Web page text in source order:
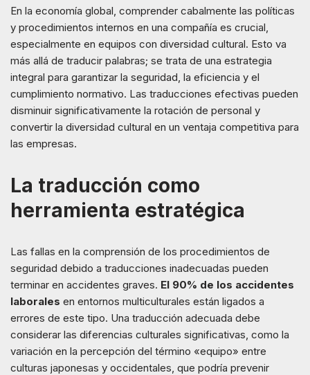
En la economía global, comprender cabalmente las políticas
y procedimientos internos en una compañía es crucial,
especialmente en equipos con diversidad cultural. Esto va
más allá de traducir palabras; se trata de una estrategia
integral para garantizar la seguridad, la eficiencia y el
cumplimiento normativo. Las traducciones efectivas pueden
disminuir significativamente la rotación de personal y
convertir la diversidad cultural en un ventaja competitiva para
las empresas.
La traducción como
herramienta estratégica
Las fallas en la comprensión de los procedimientos de
seguridad debido a traducciones inadecuadas pueden
terminar en accidentes graves. El 90% de los accidentes
laborales en entornos multiculturales están ligados a
errores de este tipo. Una traducción adecuada debe
considerar las diferencias culturales significativas, como la
variación en la percepción del término «equipo» entre
culturas japonesas y occidentales, que podría prevenir